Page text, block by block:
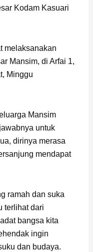
Kodam Kasuari
melaksanakan
Mansim, di Arfai 1,
Minggu
Mansim
untuk
dirinya merasa
mendapat
ramah dan suka
terlihat dari
bangsa kita
ingin
dan budaya.